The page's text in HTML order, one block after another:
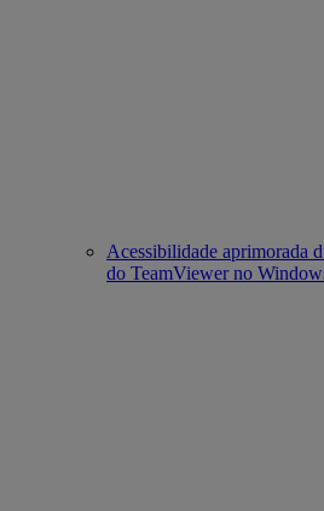
Acessibilidade aprimorada
do TeamViewer no